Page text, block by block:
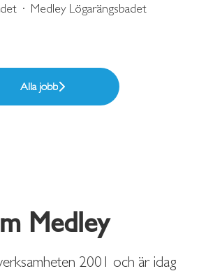
· Medley Lögarängsbadet
Alla jobb
Medley
2001 och är idag